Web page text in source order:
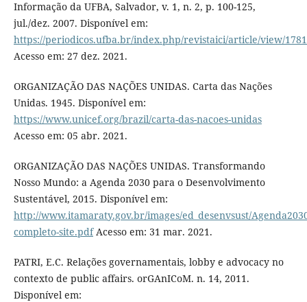
Informação da UFBA, Salvador, v. 1, n. 2, p. 100-125,
jul./dez. 2007. Disponível em:
https://periodicos.ufba.br/index.php/revistaici/article/view/
Acesso em: 27 dez. 2021.
ORGANIZAÇÃO DAS NAÇÕES UNIDAS. Carta das Nações
Unidas. 1945. Disponível em:
https://www.unicef.org/brazil/carta-das-nacoes-unidas
Acesso em: 05 abr. 2021.
ORGANIZAÇÃO DAS NAÇÕES UNIDAS. Transformando
Nosso Mundo: a Agenda 2030 para o Desenvolvimento
Sustentável, 2015. Disponível em:
http://www.itamaraty.gov.br/images/ed_desenvsust/
completo-site.pdfAcesso em: 31 mar. 2021.
PATRI, E.C. Relações governamentais, lobby e advocacy no
contexto de public affairs. orGAnICoM. n. 14, 2011.
Disponível em: